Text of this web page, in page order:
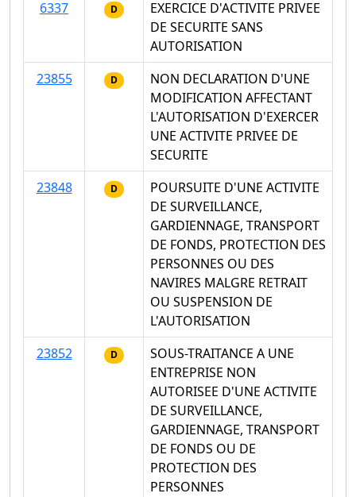
6337 D
EXERCICE D'ACTIVITE PRIVEE
DE SECURITE SANS
AUTORISATION
23855
D
NON DECLARATION D'UNE
MODIFICATION AFFECTANT
L'AUTORISATION D'EXERCER
UNE ACTIVITE PRIVEE DE
SECURITE
23848
D
POURSUITE D'UNE ACTIVITE
DE SURVEILLANCE,
GARDIENNAGE, TRANSPORT
DE FONDS, PROTECTION DES
PERSONNES OU DES
NAVIRES MALGRE RETRAIT
OU SUSPENSION DE
L'AUTORISATION
23852
D
SOUS-TRAITANCE A UNE
ENTREPRISE NON
AUTORISEE D'UNE ACTIVITE
DE SURVEILLANCE,
GARDIENNAGE, TRANSPORT
DE FONDS OU DE
PROTECTION DES
PERSONNES